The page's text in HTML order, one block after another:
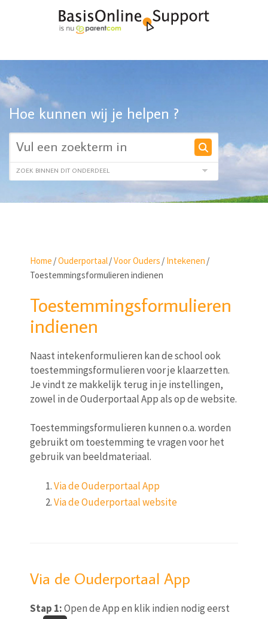
Hoe kunnen wij je helpen ?
Home /Ouderportaal/Voor Ouders / Intekenen /
Toestemmingsformulieren indienen
Toestemmingsformulieren
indienen
Naast intekenformulieren kan de school ook
toestemmingsformulieren voor je klaarzetten.
Je vindt ze makkelijk terug in je instellingen,
zowel in de Ouderportaal App als op de website.
Toestemmingsformulieren kunnen o.a. worden
gebruikt om toestemming te vragen voor het
gebruik van beeldmateriaal.
Via de Ouderportaal App
Via de Ouderportaal website
Via de Ouderportaal App
Stap 1:Open de App en klik indien nodig eerst